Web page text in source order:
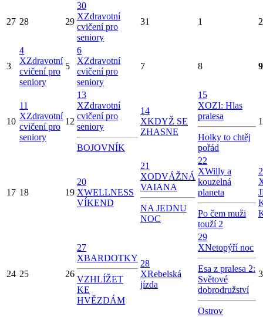
27 28 29
30
XZdravotní
cvičení pro
seniory
31 1 2
3
4
XZdravotní
cvičení pro
seniory
5
6
XZdravotní
cvičení pro
seniory
7 8 9
10
11
XZdravotní
cvičení pro
seniory
12
13
XZdravotní
cvičení pro
seniory
BOJOVNÍK
14
XKDYŽ SE
ZHASNE
15
XOZI: Hlas
pralesa
Holky to chtěj
pořád
17 18 19
20
XWELLNESS
VÍKEND
21
XODVÁŽNÁ
VAIANA
NA JEDNU
NOC
22
XWilly a
kouzelná
planeta
Po čem muži
touží 2
24 25 26
27
XBARDOTKY
VZHLÍŽET
KE
HVĚZDÁM
28
XRebelská
jízda
29
XNetopýří noc
Esa z pralesa 2:
Světové
dobrodružství
Ostrov